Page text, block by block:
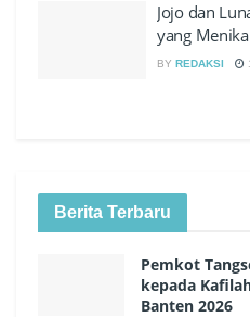
Jojo dan
yang
BY REDAKSI
Berita Terbaru
Pemkot
kepada
Banten 2026